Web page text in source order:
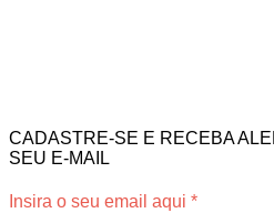
CADASTRE-SE E RECEBA
SEU E-MAIL
Insira o seu email aqui